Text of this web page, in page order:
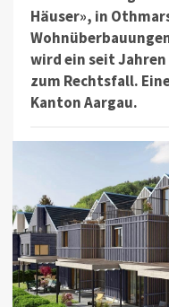
Häuser», in
wird ein seit
zum Rechtsfall.
Kanton Aargau.